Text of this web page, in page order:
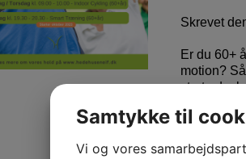
Skrevet
Er du 60+
motion?
stort
har blandt
Indendørs
info på
idraet/
Samtykke til
Vi og vores